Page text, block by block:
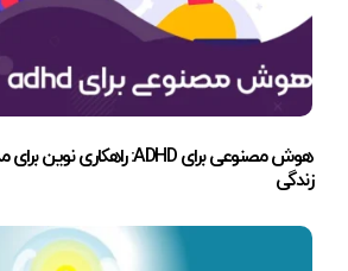
هوش مصنوعی برای ADHD: راهکاری نوین برای مدیریت تمرکز و بهبود
زندگی